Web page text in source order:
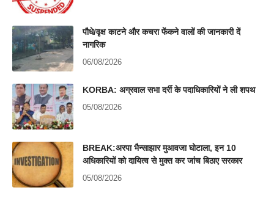
पौधे/वृक्ष काटने और कचरा फेंकने वालों की जानकारी दें
नागरिक
06/08/2026
KORBA: अग्रवाल सभा दर्री के पदाधिकारियों ने ली शपथ
05/08/2026
BREAK:अरपा भैन्साझार मुआवजा घोटाला, इन 10
अधिकारियों को दायित्व से मुक्त कर जांच बिठाए सरकार
05/08/2026